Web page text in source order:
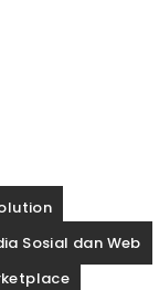
Sosial dan Web